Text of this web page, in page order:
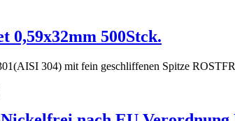
0,59x32mm 500Stck.
304) mit fein geschliffenen Spitze